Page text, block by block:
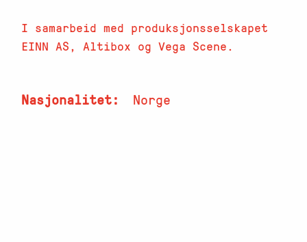
I samarbeid med produksjonsselskapet
EINN AS, Altibox og Vega Scene.
Nasjonalitet Norge